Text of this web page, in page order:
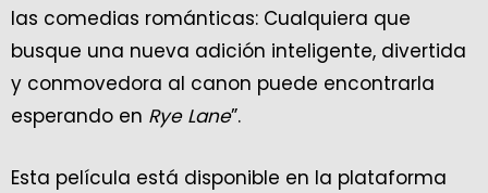
las comedias románticas: Cualquiera que
busque una nueva adición inteligente, divertida
y conmovedora al canon puede encontrarla
esperando en Rye Lane”.
Esta película está disponible en la plataforma